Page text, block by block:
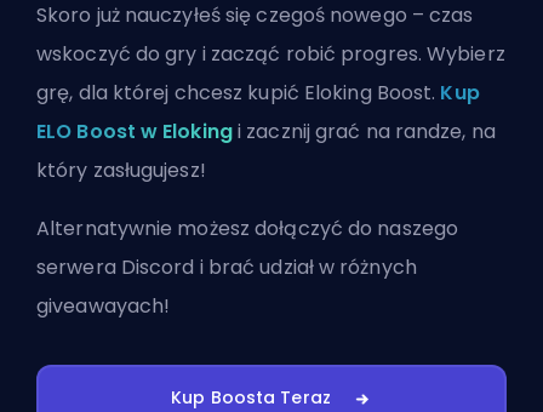
Skoro już nauczyłeś się czegoś nowego – czas
wskoczyć do gry i zacząć robić progres. Wybierz
grę, dla której chcesz kupić Eloking Boost. Kup
ELO Boost w Elokingi zacznij grać na randze, na
który zasługujesz!
Alternatywnie możeszdołączyć do naszego
serwera Discord i brać udział w różnych
giveawayach!
Kup Boosta Teraz